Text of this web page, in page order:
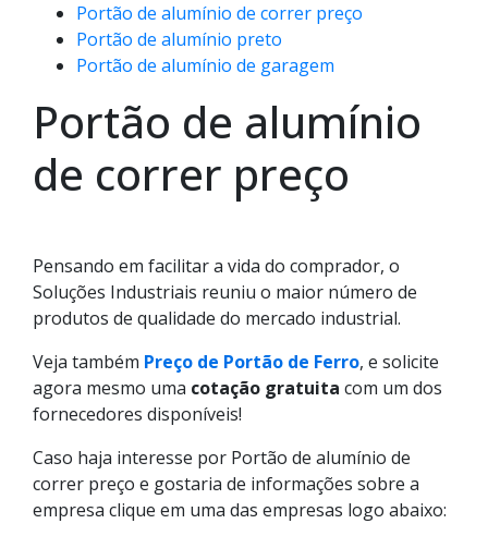
Portão de alumínio de correr preço
Portão de alumínio preto
Portão de alumínio de garagem
Portão de alumínio
de correr preço
Pensando em facilitar a vida do comprador, o
Soluções Industriais reuniu o maior número de
produtos de qualidade do mercado industrial.
Veja também Preço de Portão de Ferro, e solicite
agora mesmo uma cotação gratuita com um dos
fornecedores disponíveis!
Caso haja interesse por Portão de alumínio de
correr preço e gostaria de informações sobre a
empresa clique em uma das empresas logo abaixo: